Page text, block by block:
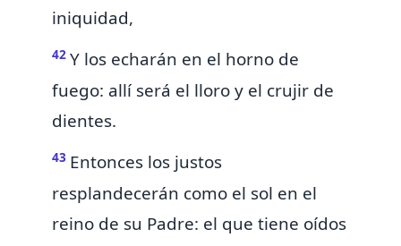
iniquidad,
42 Y los echarán en el horno de
fuego: allí será el lloro y el crujir de
dientes.
43 Entonces los justos
resplandecerán como el sol en el
reino de su Padre: el que tiene oídos